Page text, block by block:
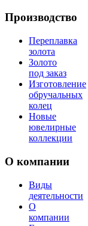
Производство
Переплавка
золота
Золото
под заказ
Изготовление
обручальных
колец
Новые
ювелирные
коллекции
О компании
Виды
деятельности
О
компании